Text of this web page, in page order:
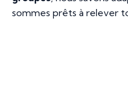
sommes prêts à relever